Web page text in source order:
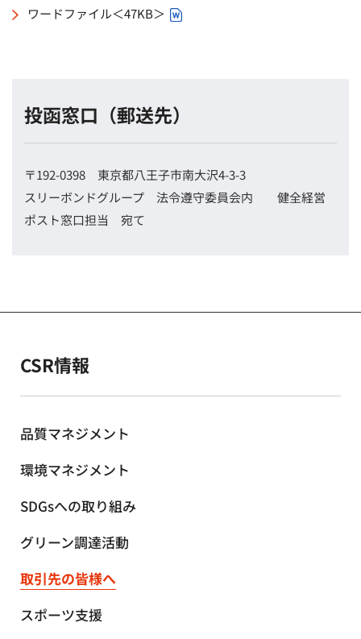
ワードファイル＜47KB＞
投函窓口（郵送先）
〒192-0398 東京都八王子市南大沢4-3-3
スリーボンドグループ 法令遵守委員会内 健全経営
ポスト窓口担当 宛て
CSR情報
品質マネジメント
環境マネジメント
SDGsへの取り組み
グリーン調達活動
取引先の皆様へ
スポーツ支援